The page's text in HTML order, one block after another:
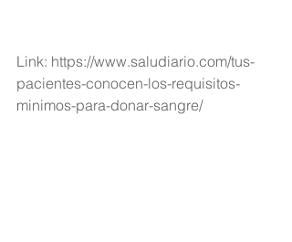
Link: https://www.saludiario.com/tus-
pacientes-conocen-los-requisitos-
minimos-para-donar-sangre/